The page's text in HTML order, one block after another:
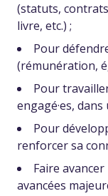
(statuts,
livre, etc.) ;
Pour
(rémunération,
Pour
engagé·es,
Pour
renforcer sa
Faire
avancées